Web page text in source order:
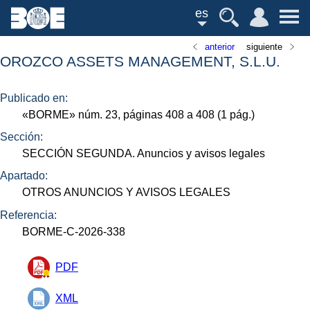
es
anterior siguiente
OROZCO ASSETS MANAGEMENT, S.L.U.
Publicado en:
«BORME» núm. 23, páginas 408 a 408 (1 pág.)
Sección:
SECCIÓN SEGUNDA. Anuncios y avisos legales
Apartado:
OTROS ANUNCIOS Y AVISOS LEGALES
Referencia:
BORME-C-2026-338
PDF
XML